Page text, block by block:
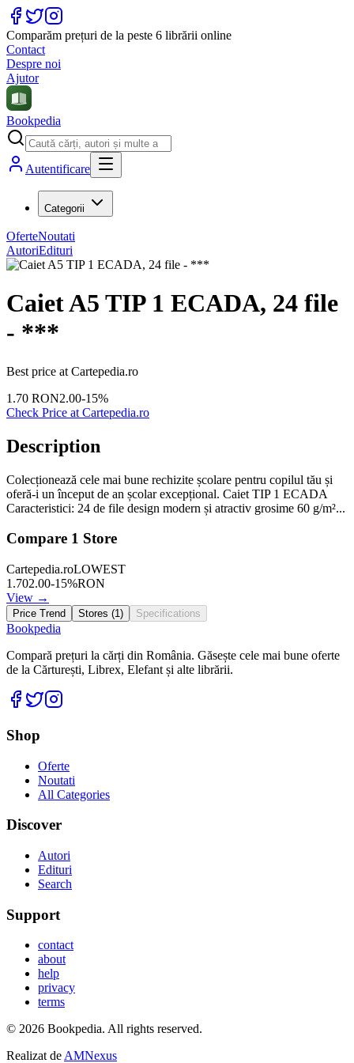
Comparăm prețuri de la peste 6 librării online
Contact
Despre noi
Ajutor
Bookpedia
Autentificare
Categorii
OferteNoutati
AutoriEdituri
Caiet A5 TIP 1 ECADA, 24 file
- ***
Best price at Cartepedia.ro
1.70 RON2.00-15%
Check Price at Cartepedia.ro
Description
Colecționează cele mai bune rechizite școlare pentru copilul tău și
oferă-i un început de an școlar excepțional. Caiet TIP 1 ECADA
Caracteristici: 24 de file design modern și atractiv grosime 60 g/m²...
Compare 1 Store
Cartepedia.roLOWEST
1.702.00-15%RON
View →
Price Trend Stores (1) Specifications
Bookpedia
Compară prețuri la cărți din România. Găsește cele mai bune oferte
de la Cărturești, Librex, Elefant și alte librării.
Facebook
Twitter
Shop
Oferte
Noutati
All Categories
Discover
Autori
Edituri
Search
Support
contact
about
help
privacy
terms
© 2026 Bookpedia. All rights reserved.
Realizat deAMNexus